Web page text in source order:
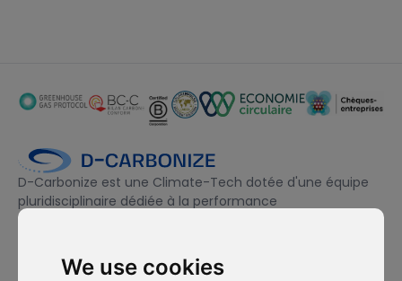
We use cookies
D-Carbonize est une Climate-Tech dotée d'une équipe
pluridisciplinaire dédiée à la performance
environnementale et financière des entreprises.